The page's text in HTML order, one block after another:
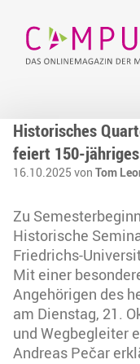
Historisches
feiert 150-
16.10.2025 von Tom
Zu
Historische
Friedrichs-
Mit einer
Angehörigen des
am Dienstag, 21.
und Wegbegleiter
Andreas Pečar